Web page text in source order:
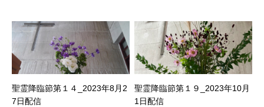
聖霊降臨節第１４_2023年8月2
7日配信
聖霊降臨節第１９_2023年10月
1日配信